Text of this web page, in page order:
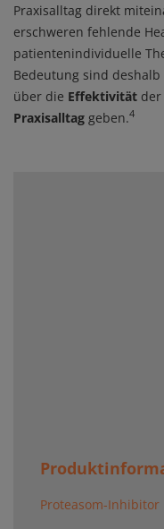
Praxisalltag direkt
erschweren fehlende
patientenindividuelle
Bedeutung sind deshalb
über die Effektivität
Praxisalltag geben.4
Proteasom-Inhibitor